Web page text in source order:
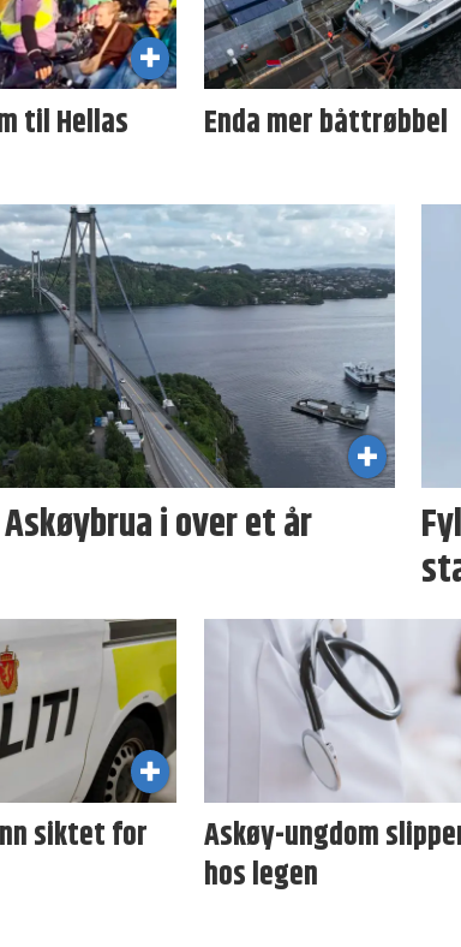
til Hellas Enda mer båttrøbbel
i over et år
siktet for
Askøy-ungdom
hos legen